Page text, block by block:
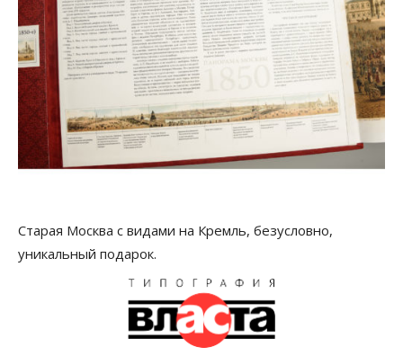
Старая Москва с видами на Кремль, безусловно,
уникальный подарок.